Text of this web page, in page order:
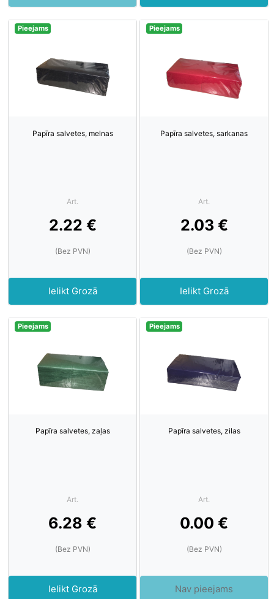
Pieejams
Papīra salvetes, melnas
Art.
2.22 €
(Bez PVN)
Ielikt Grozā
Pieejams
Papīra salvetes, sarkanas
Art.
2.03 €
(Bez PVN)
Ielikt Grozā
Pieejams
Papīra salvetes, zaļas
Art.
6.28 €
(Bez PVN)
Ielikt Grozā
Pieejams
Papīra salvetes, zilas
Art.
0.00 €
(Bez PVN)
Nav pieejams